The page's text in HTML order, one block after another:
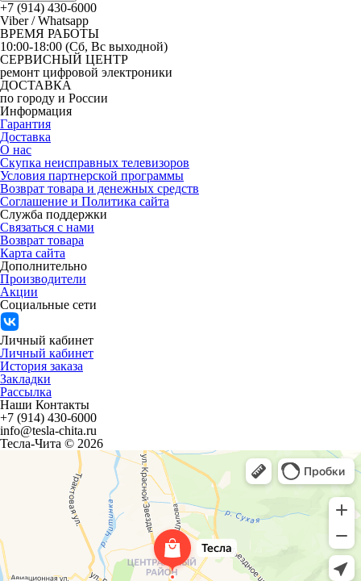
+7 (914) 430-6000
Viber / Whatsapp
ВРЕМЯ РАБОТЫ
10:00-18:00 (Сб, Вс выходной)
СЕРВИСНЫЙ ЦЕНТР
ремонт цифровой электроники
ДОСТАВКА
по городу и России
Информация
Гарантия
Доставка
О нас
Скупка неисправных телевизоров
Условия партнерской программы
Возврат товара и денежных средств
Соглашение и Политика сайта
Служба поддержки
Связаться с нами
Возврат товара
Карта сайта
Дополнительно
Производители
Акции
Социальные сети
Личный кабинет
Личный кабинет
История заказа
Закладки
Рассылка
Наши Контакты
+7 (914) 430-6000
info@tesla-chita.ru
Тесла-Чита © 2026